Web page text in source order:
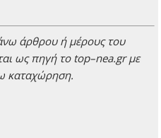
άρθρου ή μέρους του
ως πηγή το top–nea.grμε
καταχώρηση.